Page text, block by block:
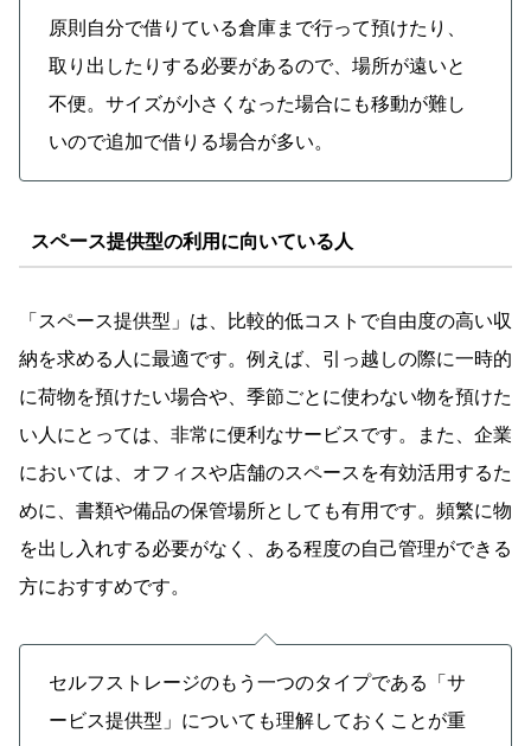
原則自分で借りている倉庫まで行って預けたり、
取り出したりする必要があるので、場所が遠いと
不便。サイズが小さくなった場合にも移動が難し
いので追加で借りる場合が多い。
スペース提供型の利用に向いている人
「スペース提供型」は、比較的低コストで自由度の高い収
納を求める人に最適です。例えば、引っ越しの際に一時的
に荷物を預けたい場合や、季節ごとに使わない物を預けた
い人にとっては、非常に便利なサービスです。また、企業
においては、オフィスや店舗のスペースを有効活用するた
めに、書類や備品の保管場所としても有用です。頻繁に物
を出し入れする必要がなく、ある程度の自己管理ができる
方におすすめです。
セルフストレージのもう一つのタイプである「サ
ービス提供型」についても理解しておくことが重